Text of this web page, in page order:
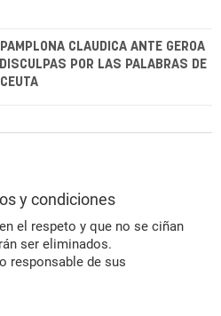
CLAUDICA ANTE GEROA
POR LAS PALABRAS DE
y condiciones
el respeto y que no se ciñan
ser eliminados.
responsable de sus